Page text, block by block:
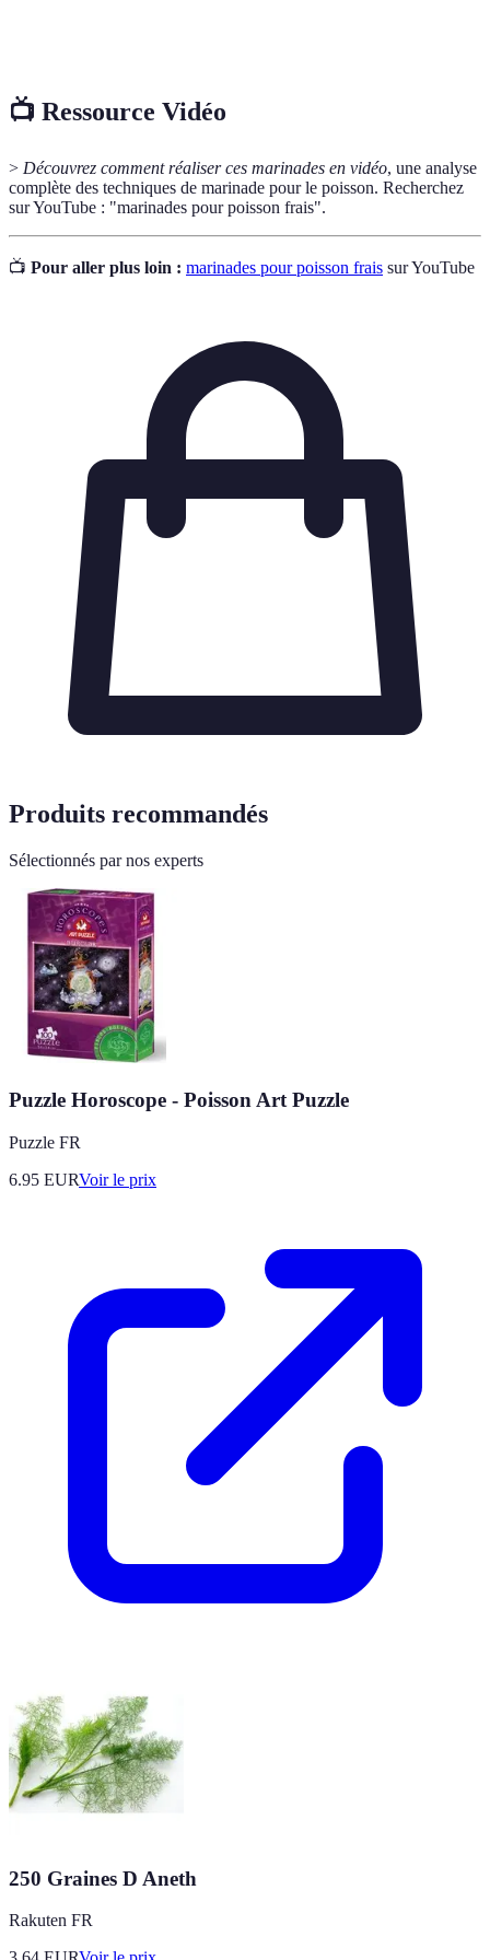
📺 Ressource Vidéo
> Découvrez comment réaliser ces marinades en vidéo, une analyse
complète des techniques de marinade pour le poisson. Recherchez
sur YouTube : "marinades pour poisson frais".
📺 Pour aller plus loin : marinades pour poisson frais sur YouTube
Produits recommandés
Sélectionnés par nos experts
Puzzle Horoscope - Poisson Art Puzzle
Puzzle FR
6.95 EURVoir le prix
250 Graines D Aneth
Rakuten FR